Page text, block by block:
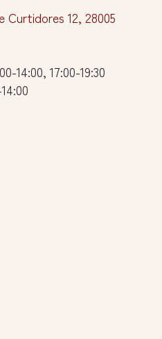
Curtidores 12, 28005
14:00, 17:00-19:30